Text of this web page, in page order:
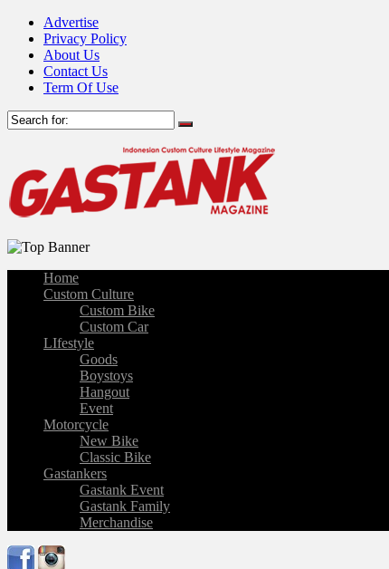
Advertise
Privacy Policy
About Us
Contact Us
Term Of Use
Home
Custom Culture
Custom Bike
Custom Car
LIfestyle
Goods
Boystoys
Hangout
Event
Motorcycle
New Bike
Classic Bike
Gastankers
Gastank Event
Gastank Family
Merchandise